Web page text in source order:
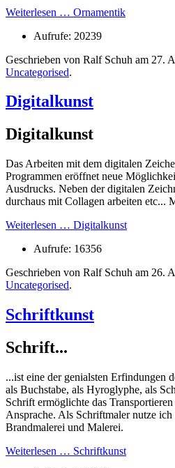
Weiterlesen … Ornamentik
Aufrufe: 20239
Geschrieben von Ralf Schuh am 27.
Uncategorised.
Digitalkunst
Digitalkunst
Das Arbeiten mit dem digitalen
Programmen eröffnet neue
Ausdrucks. Neben der digitalen
durchaus mit Collagen arbeiten etc...
Weiterlesen … Digitalkunst
Aufrufe: 16356
Geschrieben von Ralf Schuh am 26.
Uncategorised.
Schriftkunst
Schrift...
...ist eine der genialsten Erfindungen
als Buchstabe, als Hyroglyphe, als
Schrift ermöglichte das
Ansprache. Als Schriftmaler nutze
Brandmalerei und Malerei.
Weiterlesen … Schriftkunst